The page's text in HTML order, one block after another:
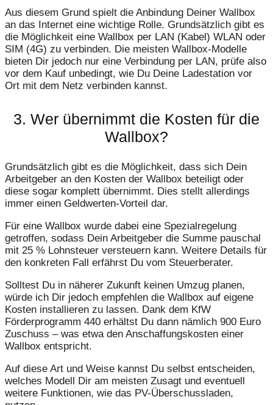
Aus diesem Grund spielt die Anbindung Deiner Wallbox
an das Internet eine wichtige Rolle. Grundsätzlich gibt es
die Möglichkeit eine Wallbox per LAN (Kabel) WLAN oder
SIM (4G) zu verbinden. Die meisten Wallbox-Modelle
bieten Dir jedoch nur eine Verbindung per LAN, prüfe also
vor dem Kauf unbedingt, wie Du Deine Ladestation vor
Ort mit dem Netz verbinden kannst.
3. Wer übernimmt die Kosten für die
Wallbox?
Grundsätzlich gibt es die Möglichkeit, dass sich Dein
Arbeitgeber an den Kosten der Wallbox beteiligt oder
diese sogar komplett übernimmt. Dies stellt allerdings
immer einen Geldwerten-Vorteil dar.
Für eine Wallbox wurde dabei eine Spezialregelung
getroffen, sodass Dein Arbeitgeber die Summe pauschal
mit 25 % Lohnsteuer versteuern kann. Weitere Details für
den konkreten Fall erfährst Du vom Steuerberater.
Solltest Du in näherer Zukunft keinen Umzug planen,
würde ich Dir jedoch empfehlen die Wallbox auf eigene
Kosten installieren zu lassen. Dank dem KfW
Förderprogramm 440 erhältst Du dann nämlich 900 Euro
Zuschuss – was etwa den Anschaffungskosten einer
Wallbox entspricht.
Auf diese Art und Weise kannst Du selbst entscheiden,
welches Modell Dir am meisten Zusagt und eventuell
weitere Funktionen, wie das PV-Überschussladen,